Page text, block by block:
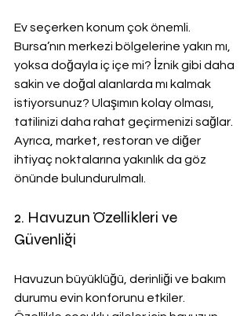
Ev seçerken konum çok önemli.
Bursa’nın merkezi bölgelerine yakın mı,
yoksa doğayla iç içe mi? İznik gibi daha
sakin ve doğal alanlarda mı kalmak
istiyorsunuz? Ulaşımın kolay olması,
tatilinizi daha rahat geçirmenizi sağlar.
Ayrıca, market, restoran ve diğer
ihtiyaç noktalarına yakınlık da göz
önünde bulundurulmalı.
2. Havuzun Özellikleri ve
Güvenliği
Havuzun büyüklüğü, derinliği ve bakım
durumu evin konforunu etkiler.